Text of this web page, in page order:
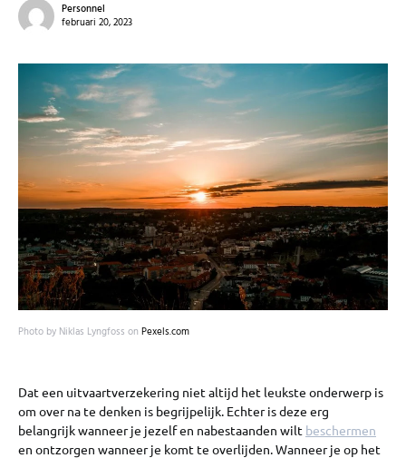
Photo by Niklas Lyngfoss on Pexels.com
Personnel
februari 20, 2023
Dat een uitvaartverzekering niet altijd het leukste onderwerp is
om over na te denken is begrijpelijk. Echter is deze erg
belangrijk wanneer je jezelf en nabestaanden wilt beschermen
en ontzorgen wanneer je komt te overlijden. Wanneer je op het